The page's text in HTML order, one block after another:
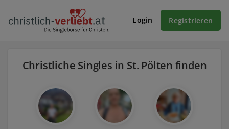
Login Registrieren
Christliche Singles in St. Pölten finden